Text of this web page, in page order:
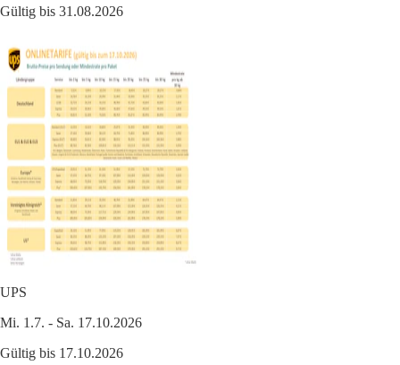
Gültig bis 31.08.2026
UPS
Mi. 1.7. - Sa. 17.10.2026
Gültig bis 17.10.2026